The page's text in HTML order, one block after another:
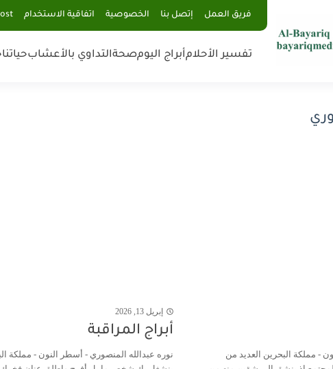
فريق العمل إتصل بنا الخصوصية اتفاقية الاستخدام
تفسير الأحلامأبراج اليومصحةالتداوي بالأعشابحياتنا
- مملكة البحرين العديد من
إبريل 13, 2026
أبراج المراقبة
نوره عبدالله المنصوري - أسطر النون - مملكة